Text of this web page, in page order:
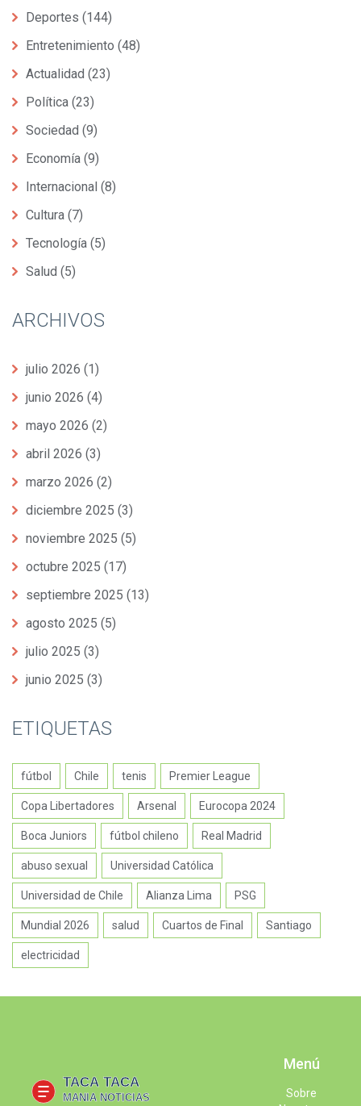
Deportes (144)
Entretenimiento (48)
Actualidad (23)
Política (23)
Sociedad (9)
Economía (9)
Internacional (8)
Cultura (7)
Tecnología (5)
Salud (5)
ARCHIVOS
julio 2026 (1)
junio 2026 (4)
mayo 2026 (2)
abril 2026 (3)
marzo 2026 (2)
diciembre 2025 (3)
noviembre 2025 (5)
octubre 2025 (17)
septiembre 2025 (13)
agosto 2025 (5)
julio 2025 (3)
junio 2025 (3)
ETIQUETAS
fútbol Chile tenis Premier League
Copa Libertadores Arsenal Eurocopa 2024
Boca Juniors fútbol chileno Real Madrid
abuso sexual Universidad Católica
Universidad de Chile Alianza Lima PSG
Mundial 2026 salud Cuartos de Final Santiago
electricidad
Menú
Sobre